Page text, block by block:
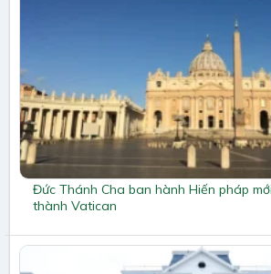
Đức Thánh Cha ban hành Hiến pháp
thành Vatican